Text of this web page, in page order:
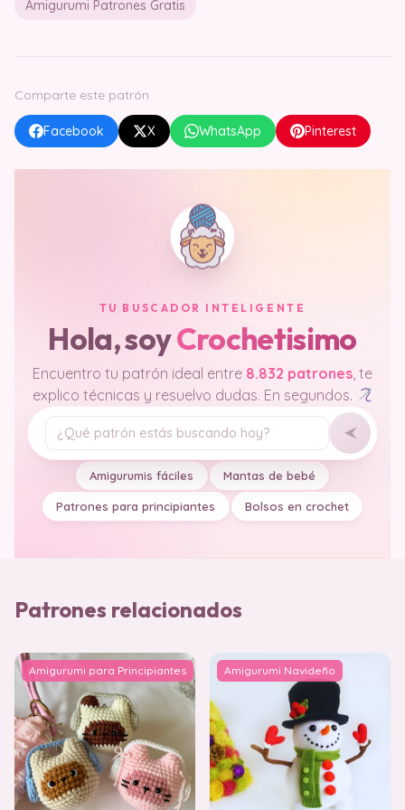
Amigurumi Patrones Gratis
Comparte este patrón
Facebook X WhatsApp Pinterest
TU BUSCADOR INTELIGENTE
Hola, soyCrochetisimo
Encuentro tu patrón ideal entre 8.832 patrones , te
explico técnicas y resuelvo dudas. En segundos.
Tu pregunta
Amigurumis fáciles Mantas de bebé
Patrones para principiantes Bolsos en crochet
Patrones relacionados
Amigurumi para Principiantes Amigurumi Navideño